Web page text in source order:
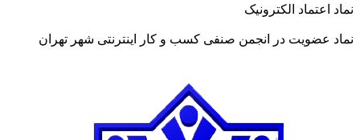
نماد اعتماد الکترونیک
نماد عضویت در انجمن صنفی کسب و کار اینترنتی شهر تهران